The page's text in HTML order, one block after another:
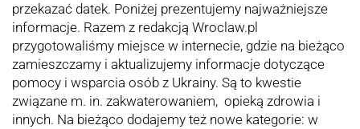
przekazać datek. Poniżej prezentujemy najważniejsze
informacje. Razem z redakcją Wroclaw.pl
przygotowaliśmy miejsce w internecie, gdzie na bieżąco
zamieszczamy i aktualizujemy informacje dotyczące
pomocy i wsparcia osób z Ukrainy. Są to kwestie
związane m. in. zakwaterowaniem, opieką zdrowia i
innych. Na bieżąco dodajemy też nowe kategorie: w